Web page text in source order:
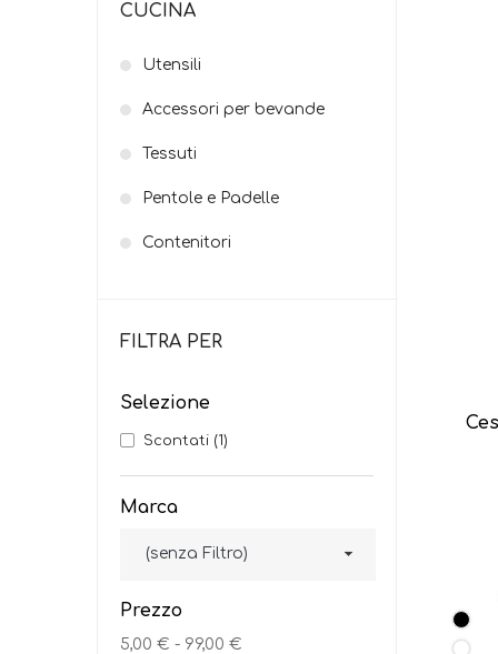
CUCINA
Utensili
Accessori per bevande
Tessuti
Pentole e Padelle
Contenitori
FILTRA PER
Selezione
Scontati (1)
Marca
(senza Filtro) 
Prezzo
5,00 € - 99,00 €